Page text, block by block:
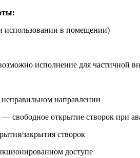
использовании в помещении)
исполнение для частичной
направлении
свободное открытие створок при
закрытия створок
доступе